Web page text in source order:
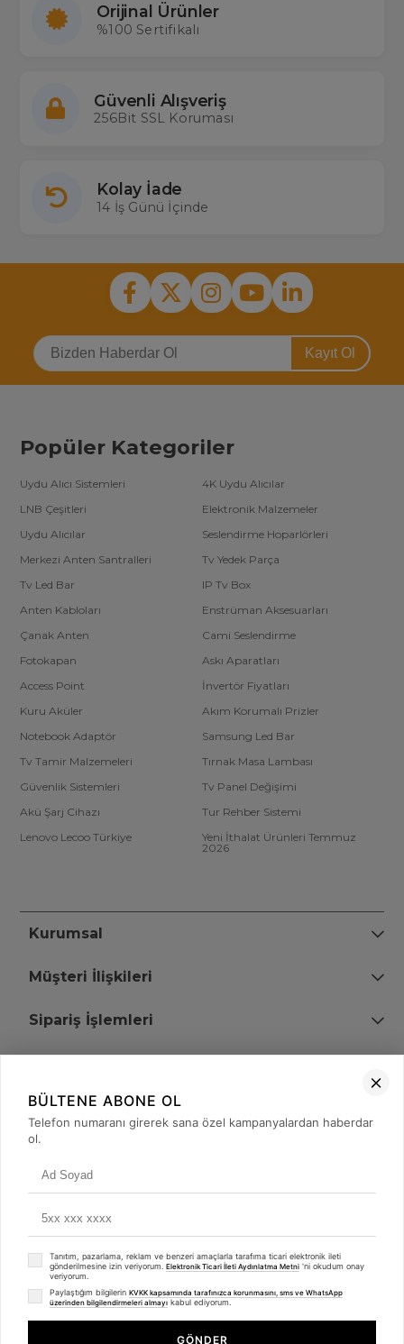
Orijinal Ürünler
%100 Sertifikalı
Güvenli Alışveriş
256Bit SSL Koruması
Kolay İade
14 İş Günü İçinde
Kayıt Ol
Popüler Kategoriler
Uydu Alıcı Sistemleri
4K Uydu Alıcılar
LNB Çeşitleri
Elektronik Malzemeler
Uydu Alıcılar
Seslendirme Hoparlörleri
Merkezi Anten Santralleri
Tv Yedek Parça
Tv Led Bar
IP Tv Box
Anten Kabloları
Enstrüman Aksesuarları
Çanak Anten
Cami Seslendirme
Fotokapan
Askı Aparatları
Access Point
İnvertör Fiyatları
Kuru Aküler
Akım Korumalı Prizler
Notebook Adaptör
Samsung Led Bar
Tv Tamir Malzemeleri
Tırnak Masa Lambası
Güvenlik Sistemleri
Tv Panel Değişimi
Akü Şarj Cihazı
Tur Rehber Sistemi
Lenovo Lecoo Türkiye
Yeni İthalat Ürünleri Temmuz
2026
Kurumsal
Müşteri İlişkileri
Sipariş İşlemleri
+90 (850) 473 08 08
© 2008 - 2026merterelektronik.com
- Tüm Hakları Saklıdır. Kredi kartı bilgileriniz 256bit SSL sertifikası ile
Whatsapp
BÜLTENE ABONE OL
Telefon numaranı girerek sana özel kampanyalardan haberdar
ol.
Tanıtım, pazarlama, reklam ve benzeri amaçlarla tarafıma ticari elektronik ileti
gönderilmesine izin veriyorum. Elektronik Ticari İleti Aydınlatma Metni 'ni okudum onay
veriyorum.
Paylaştığım bilgilerin KVKK kapsamında tarafınızca korunmasını, sms ve WhatsApp
üzerinden bilgilendirmeleri almayı kabul ediyorum.
GÖNDER